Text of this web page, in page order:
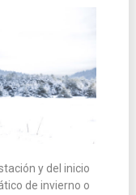
y del inicio
de invierno o